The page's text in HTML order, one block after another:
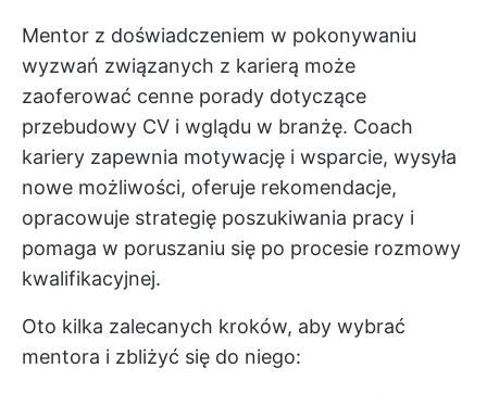
Mentor z doświadczeniem w pokonywaniu
wyzwań związanych z karierą może
zaoferować cenne porady dotyczące
przebudowy CV i wglądu w branżę. Coach
kariery zapewnia motywację i wsparcie, wysyła
nowe możliwości, oferuje rekomendacje,
opracowuje strategię poszukiwania pracy i
pomaga w poruszaniu się po procesie rozmowy
kwalifikacyjnej.
Oto kilka zalecanych kroków, aby wybrać
mentora i zbliżyć się do niego: